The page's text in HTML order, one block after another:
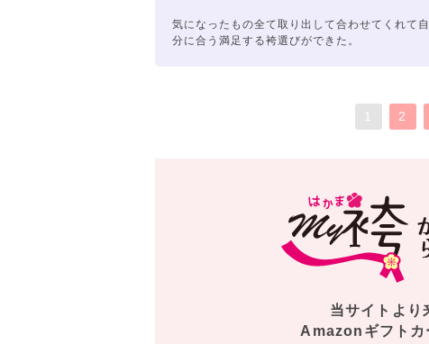
気になったもの全て取り出して合わせてくれて自
分に合う満足する袴選びができた。
1 2
当サイトより
Amazonギフトカ